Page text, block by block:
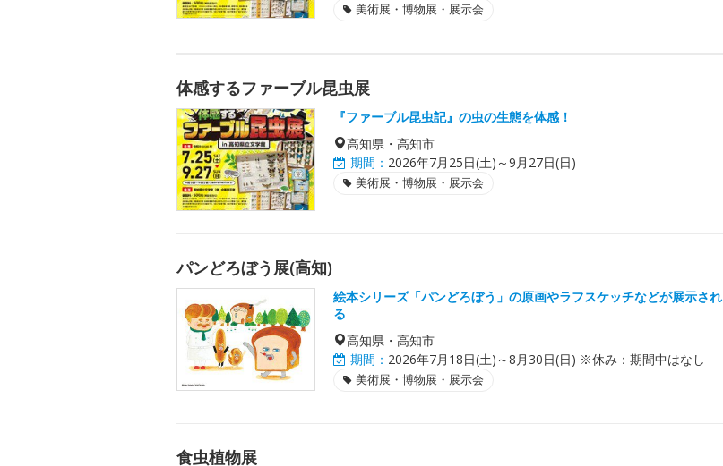
美術展・博物展・展示会
体感するファーブル昆虫展
『ファーブル昆虫記』の虫の生態を体感！
高知県・高知市
期間： 2026年7月25日(土)～9月27日(日)
美術展・博物展・展示会
パンどろぼう展(高知)
絵本シリーズ「パンどろぼう」の原画やラフスケッチなどが展示され
る
高知県・高知市
期間： 2026年7月18日(土)～8月30日(日) ※休み：期間中はなし
美術展・博物展・展示会
食虫植物展